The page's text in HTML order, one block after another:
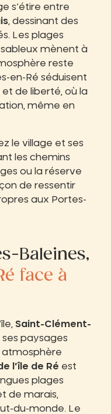
s’étire entre
, dessinant des
Les plages
mènent à
reste
en-Ré séduisent
de liberté, où la
même en
le village et ses
les chemins
ou la réserve
de ressentir
aux Portes-
Baleines,
face à
Saint-Clément-
paysages
atmosphère
l’île de Ré est
plages
de marais,
du-monde. Le